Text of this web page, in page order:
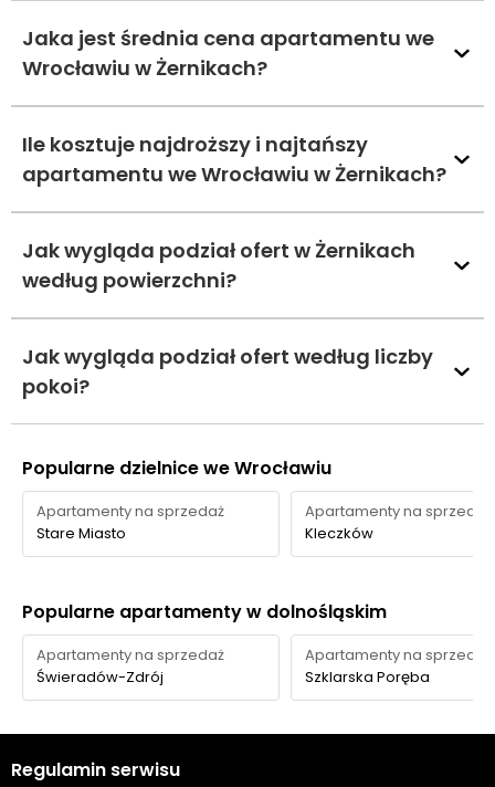
Jaka jest średnia cena apartamentu we
Wrocławiu w Żernikach?
Ile kosztuje najdroższy i najtańszy
apartamentu we Wrocławiu w Żernikach?
Jak wygląda podział ofert w Żernikach
według powierzchni?
Jak wygląda podział ofert według liczby
pokoi?
Popularne dzielnice we Wrocławiu
Apartamenty na sprzedaż
Stare Miasto
Apartamenty na sprzedaż
Kleczków
Popularne apartamenty w dolnośląskim
Apartamenty na sprzedaż
Świeradów-Zdrój
Apartamenty na sprzedaż
Szklarska Poręba
Regulamin serwisu